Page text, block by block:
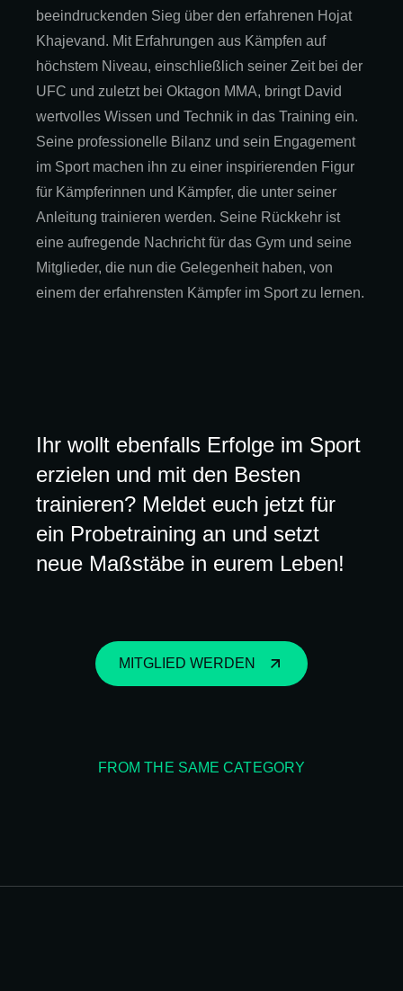
beeindruckenden Sieg über den erfahrenen Hojat
Khajevand. Mit Erfahrungen aus Kämpfen auf
höchstem Niveau, einschließlich seiner Zeit bei der
UFC und zuletzt bei Oktagon MMA, bringt David
wertvolles Wissen und Technik in das Training ein.
Seine professionelle Bilanz und sein Engagement
im Sport machen ihn zu einer inspirierenden Figur
für Kämpferinnen und Kämpfer, die unter seiner
Anleitung trainieren werden. Seine Rückkehr ist
eine aufregende Nachricht für das Gym und seine
Mitglieder, die nun die Gelegenheit haben, von
einem der erfahrensten Kämpfer im Sport zu lernen.
Ihr wollt ebenfalls Erfolge im Sport
erzielen und mit den Besten
trainieren? Meldet euch jetzt für
ein Probetraining an und setzt
neue Maßstäbe in eurem Leben!
MITGLIED WERDEN
FROM THE SAME CATEGORY